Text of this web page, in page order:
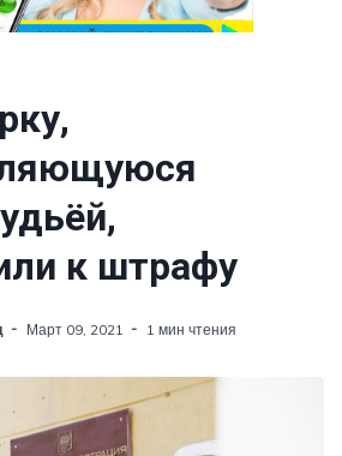
к штрафу
Март 09, 2021 1 мин чтения